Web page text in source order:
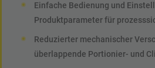
Einfache Bedienung und
Produktparameter für
Reduzierter mechanischer
überlappende Portionier- und